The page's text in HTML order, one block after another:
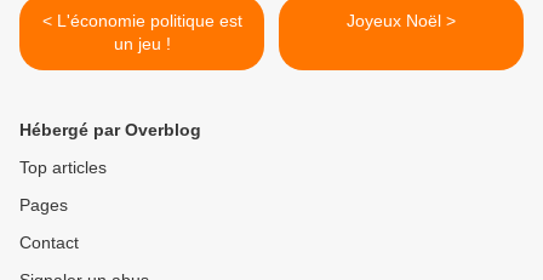
< L'économie politique est
un jeu !
Joyeux Noël >
Hébergé par Overblog
Top articles
Pages
Contact